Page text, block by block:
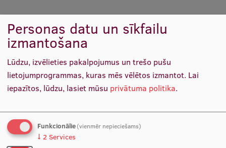
International Summer
School 2020 Riga
Personas datu un sīkfailu
izmantošana
Lūdzu, izvēlieties pakalpojumus un trešo pušu
lietojumprogrammas, kuras mēs vēlētos izmantot. Lai
iepazītos, lūdzu, lasiet mūsu privātuma politika.
Funkcionālie(vienmēr nepieciešams)
↓ 2 Services